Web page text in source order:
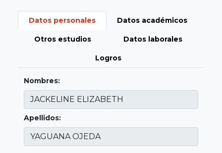
Datos personales Datos académicos
Otros estudios Datos laborales
Logros
Nombres:
Apellidos: